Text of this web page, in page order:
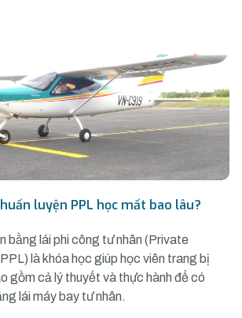
luyện PPL học mất bao lâu?
bằng lái phi công tư nhân (Private
là khóa học giúp học viên trang bị
gồm cả lý thuyết và thực hành để có
lái máy bay tư nhân.